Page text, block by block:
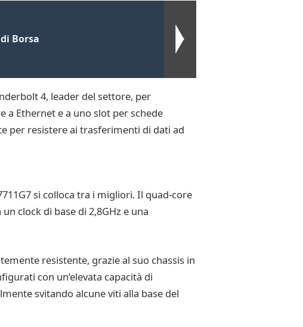
Borsa
4, leader del settore, per
a Ethernet e a uno slot per schede
per resistere ai trasferimenti di dati ad
si colloca tra i migliori. Il quad-core
clock di base di 2,8GHz e una
resistente, grazie al suo chassis in
con un’elevata capacità di
svitando alcune viti alla base del